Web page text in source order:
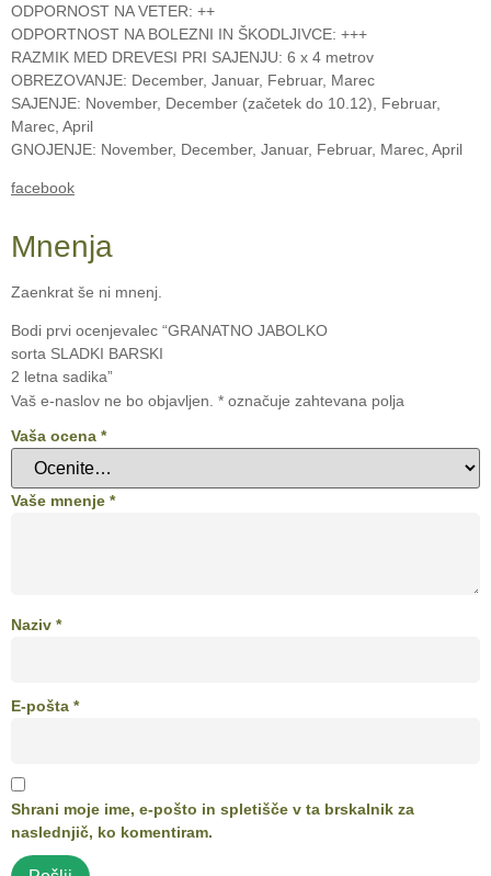
ODPORNOST NA VETER: ++
ODPORTNOST NA BOLEZNI IN ŠKODLJIVCE: +++
RAZMIK MED DREVESI PRI SAJENJU: 6 x 4 metrov
OBREZOVANJE: December, Januar, Februar, Marec
SAJENJE: November, December (začetek do 10.12), Februar,
Marec, April
GNOJENJE: November, December, Januar, Februar, Marec, April
facebook
Mnenja
Zaenkrat še ni mnenj.
Bodi prvi ocenjevalec “GRANATNO JABOLKO
sorta SLADKI BARSKI
2 letna sadika”
Vaš e-naslov ne bo objavljen. * označuje zahtevana polja
Vaša ocena *
Vaše mnenje *
Naziv *
E-pošta *
Shrani moje ime, e-pošto in spletišče v ta brskalnik za
naslednjič, ko komentiram.